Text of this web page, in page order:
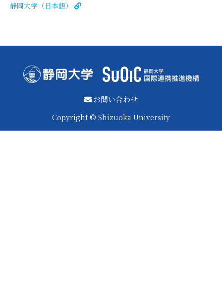
静岡大学（日本語）
お問い合わせ
Copyright © Shizuoka University